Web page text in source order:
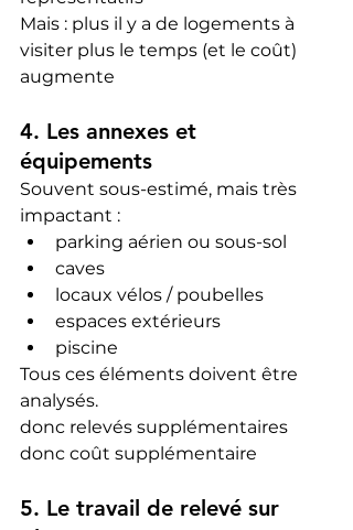
Mais : plus il y a de logements à
visiter plus le temps (et le coût)
augmente
4. Les annexes et
équipements
Souvent sous-estimé, mais très
impactant :
parking aérien ou sous-sol
caves
locaux vélos / poubelles
espaces extérieurs
piscine
Tous ces éléments doivent être
analysés.
donc relevés supplémentaires
donc coût supplémentaire
5. Le travail de relevé sur